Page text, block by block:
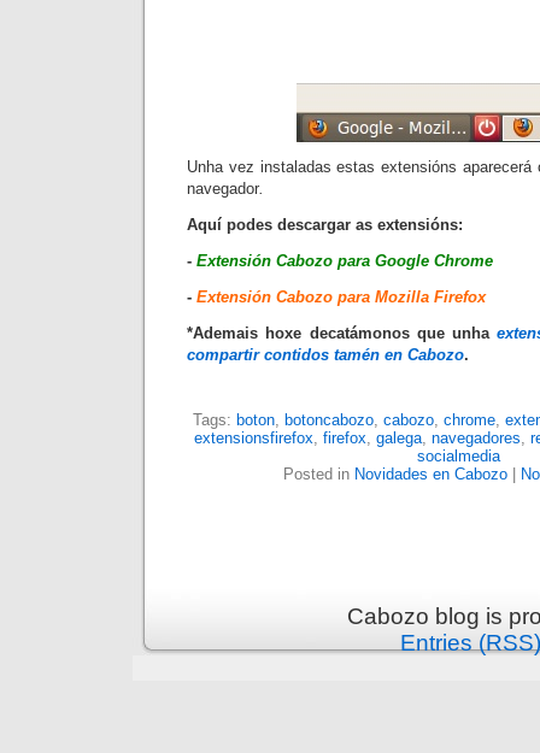
Unha vez instaladas estas extensións aparecerá
navegador.
Aquí podes descargar as extensións:
- Extensión Cabozo para Google Chrome
- Extensión Cabozo para Mozilla Firefox
*Ademais hoxe decatámonos que unha
compartir contidos tamén en Cabozo.
Tags: boton, botoncabozo, cabozo, chrome,
extensionsfirefox, firefox, galega, navegadores,
socialmedia
Posted in Novidades en Cabozo|
Cabozo blog is
Entries (RSS)